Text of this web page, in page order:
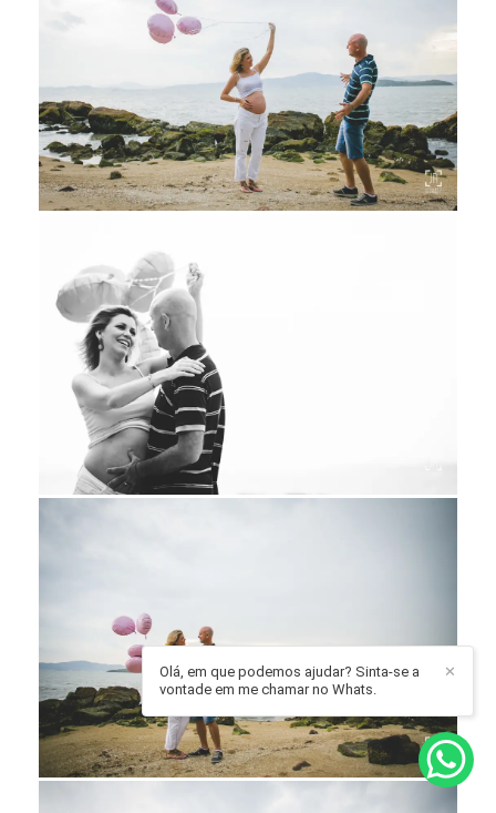
✕
Olá, em que podemos ajudar? Sinta-se a
vontade em me chamar no Whats.